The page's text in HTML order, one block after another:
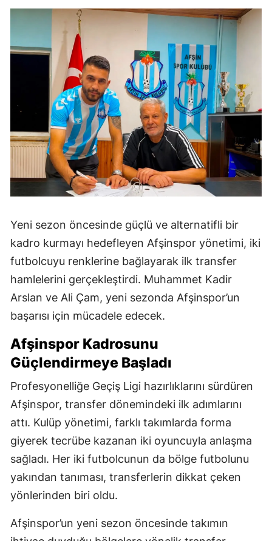
Yeni sezon öncesinde güçlü ve alternatifli bir
kadro kurmayı hedefleyen Afşinspor yönetimi, iki
futbolcuyu renklerine bağlayarak ilk transfer
hamlelerini gerçekleştirdi. Muhammet Kadir
Arslan ve Ali Çam, yeni sezonda Afşinspor’un
başarısı için mücadele edecek.
Afşinspor Kadrosunu
Güçlendirmeye Başladı
Profesyonelliğe Geçiş Ligi hazırlıklarını sürdüren
Afşinspor, transfer dönemindeki ilk adımlarını
attı. Kulüp yönetimi, farklı takımlarda forma
giyerek tecrübe kazanan iki oyuncuyla anlaşma
sağladı. Her iki futbolcunun da bölge futbolunu
yakından tanıması, transferlerin dikkat çeken
yönlerinden biri oldu.
Afşinspor’un yeni sezon öncesinde takımın